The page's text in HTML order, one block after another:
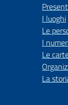
I luoghi
Le
I
Le
La